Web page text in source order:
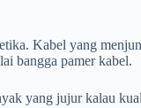
Kabel yang
bangga pamer kabel.
yang jujur kalau